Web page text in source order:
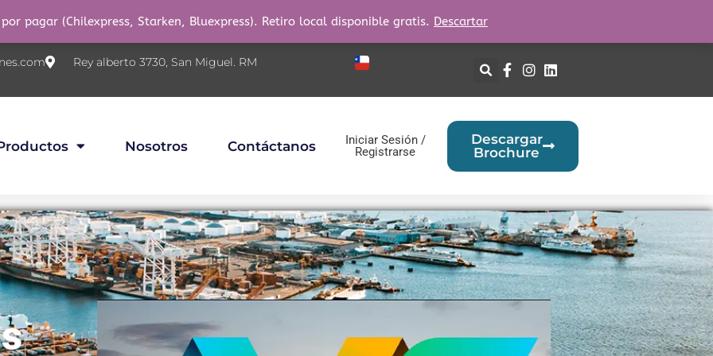
pagar (Chilexpress, Starken, Bluexpress). Retiro local disponible gratis. Descartar
Rey alberto 3730, San Miguel. RM
Nosotros Contáctanos
Iniciar Sesión /
Registrarse
Descargar
Brochure